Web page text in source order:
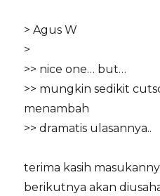
> Agus W
>
>> nice one… but…
>> mungkin sedikit
menambah
>> dramatis ulasannya..
terima kasih
berikutnya akan